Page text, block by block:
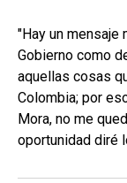
"Hay un mensaje
Gobierno como
aquellas cosas
Colombia; por
Mora, no me
oportunidad diré